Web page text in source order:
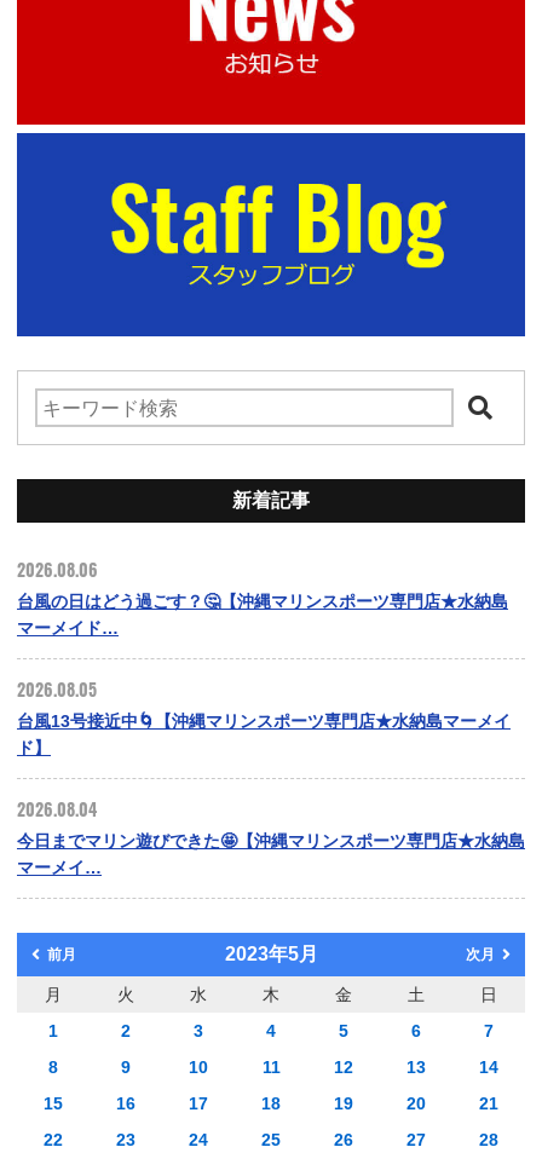
新着記事
2026.08.06
台風の日はどう過ごす？🤔【沖縄マリンスポーツ専門店★水納島
マーメイド…
2026.08.05
台風13号接近中🌀【沖縄マリンスポーツ専門店★水納島マーメイ
ド】
2026.08.04
今日までマリン遊びできた🤩【沖縄マリンスポーツ専門店★水納島
マーメイ…
前月 2023年5月 次月
月 火 水 木 金 土
日
1
2 3 4 5 6
7
8
9 10 11 12 13
14
15
16 17 18 19 20
21
22
23 24 25 26 27 28